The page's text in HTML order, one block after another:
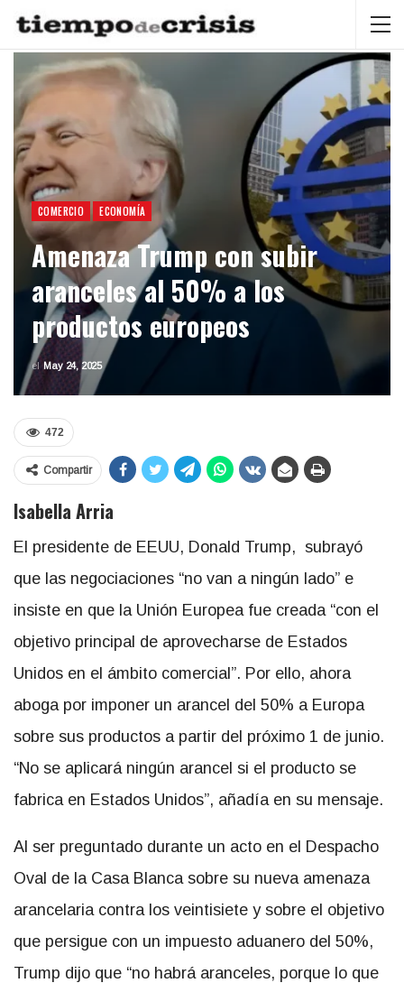
COMERCIO ECONOMÍA
Amenaza Trump con subir
aranceles al 50% a los
productos europeos
el May 24, 2025
472
Compartir
Isabella Arria
El presidente de EEUU, Donald Trump, subrayó
que las negociaciones “no van a ningún lado” e
insiste en que la Unión Europea fue creada “con el
objetivo principal de aprovecharse de Estados
Unidos en el ámbito comercial”. Por ello, ahora
aboga por imponer un arancel del 50% a Europa
sobre sus productos a partir del próximo 1 de junio.
“No se aplicará ningún arancel si el producto se
fabrica en Estados Unidos”, añadía en su mensaje.
Al ser preguntado durante un acto en el Despacho
Oval de la Casa Blanca sobre su nueva amenaza
arancelaria contra los veintisiete y sobre el objetivo
que persigue con un impuesto aduanero del 50%,
Trump dijo que “no habrá aranceles, porque lo que